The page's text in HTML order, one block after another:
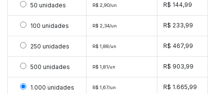
Selecionar 50 unidades
50 unidades R$ 2,90/un R$ 144,99
Selecionar 100 unidades
100 unidades R$ 2,34/un R$ 233,99
Selecionar 250 unidades
250 unidades R$ 1,88/un R$ 467,99
Selecionar 500 unidades
500 unidades R$ 1,81/un R$ 903,99
Selecionar 1000 unidades
1.000 unidades R$ 1,67/un R$ 1.665,99